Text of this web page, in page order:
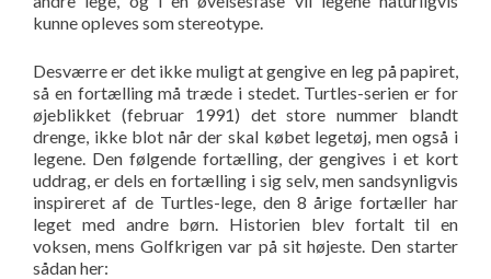
kunne opleves som stereotype.
Desværre er det ikke muligt at gengive en leg på papiret,
så en fortælling må træde i stedet. Turtles-serien er for
øjeblikket (februar 1991) det store nummer blandt
drenge, ikke blot når der skal købet legetøj, men også i
legene. Den følgende fortælling, der gengives i et kort
uddrag, er dels en fortælling i sig selv, men sandsynligvis
inspireret af de Turtles-lege, den 8 årige fortæller har
leget med andre børn. Historien blev fortalt til en
voksen, mens Golfkrigen var på sit højeste. Den starter
sådan her: